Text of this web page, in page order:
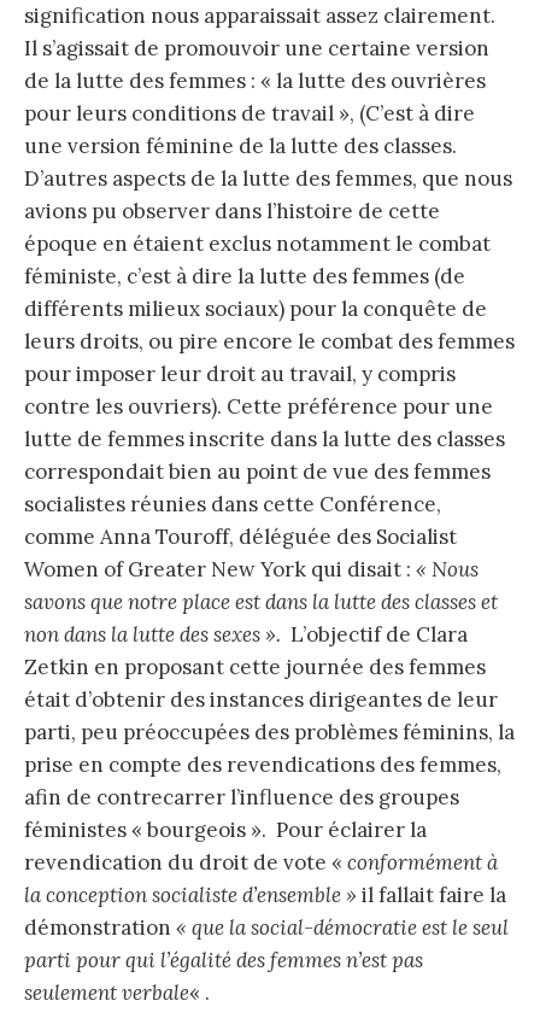
signification nous apparaissait assez clairement.
Il s’agissait de promouvoir une certaine version
de la lutte des femmes : « la lutte des ouvrières
pour leurs conditions de travail », (C’est à dire
une version féminine de la lutte des classes.
D’autres aspects de la lutte des femmes, que nous
avions pu observer dans l’histoire de cette
époque en étaient exclus notamment le combat
féministe, c’est à dire la lutte des femmes (de
différents milieux sociaux) pour la conquête de
leurs droits, ou pire encore le combat des femmes
pour imposer leur droit au travail, y compris
contre les ouvriers). Cette préférence pour une
lutte de femmes inscrite dans la lutte des classes
correspondait bien au point de vue des femmes
socialistes réunies dans cette Conférence,
comme Anna Touroff, déléguée des Socialist
Women of Greater New York qui disait : « Nous
savons que notre place est dans la lutte des classes et
non dans la lutte des sexes ». L’objectif de Clara
Zetkin en proposant cette journée des femmes
était d’obtenir des instances dirigeantes de leur
parti, peu préoccupées des problèmes féminins, la
prise en compte des revendications des femmes,
afin de contrecarrer l’influence des groupes
féministes « bourgeois ». Pour éclairer la
revendication du droit de vote « conformément à
la conception socialiste d’ensemble » il fallait faire la
démonstration « que la social-démocratie est le seul
parti pour qui l’égalité des femmes n’est pas
seulement verbale« .